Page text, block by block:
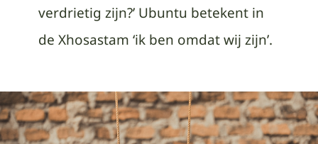
verdrietig zijn?’ Ubuntu betekent in
de Xhosastam ‘ik ben omdat wij zijn’.